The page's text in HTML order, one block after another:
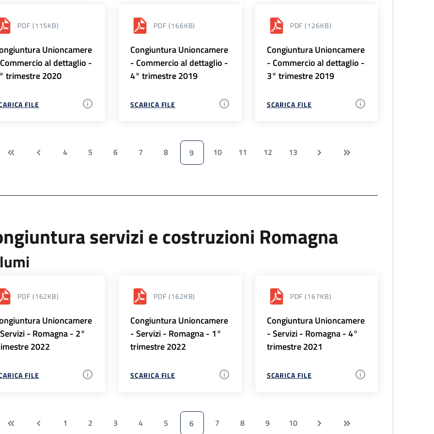
PDF (115KB)
Unioncamere
al dettaglio -
trimestre 2020
FILE
PDF (166KB)
Congiuntura Unioncamere
- Commercio al dettaglio -
4° trimestre 2019
SCARICA FILE
PDF (126KB)
Congiuntura Unioncamere
- Commercio al dettaglio -
3° trimestre 2019
SCARICA FILE
4 5 6 7 8 9 10 11 12 13
servizi e costruzioni Romagna
PDF (162KB)
Unioncamere
- Romagna - 2°
2022
FILE
PDF (162KB)
Congiuntura Unioncamere
- Servizi - Romagna - 1°
trimestre 2022
SCARICA FILE
PDF (167KB)
Congiuntura Unioncamere
- Servizi - Romagna - 4°
trimestre 2021
SCARICA FILE
1 2 3 4 5 6 7 8 9 10